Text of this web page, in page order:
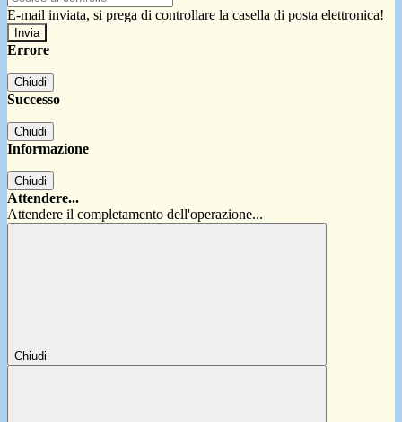
E-mail inviata, si prega di controllare la casella di posta elettronica!
Errore
Chiudi
Successo
Chiudi
Informazione
Chiudi
Attendere...
Attendere il completamento dell'operazione...
Chiudi